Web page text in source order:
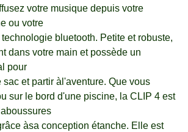
votre musique depuis votre
ou votre
bluetooth. Petite et robuste,
dans votre main et possède un
pour
sac et partir àl'aventure. Que vous
sur le bord d'une piscine, la CLIP 4 est
àsa conception étanche. Elle est